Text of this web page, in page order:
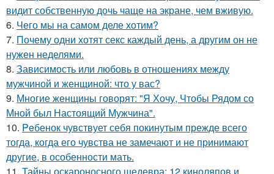
видит собственную дочь чаще на экране, чем вживую.
6. Чего мы на самом деле хотим?
7. Почему одни хотят секс каждый день, а другим он не
нужен неделями.
8. Зависимость или любовь в отношениях между
мужчиной и женщиной: что у вас?
9. Многие женщины говорят: "Я Хочу, Чтобы Рядом со
Мной был Настоящий Мужчина".
10. Peбенок чувствует себя покинутым прежде всего
тогда, когда его чувства не замечают и не принимают
другие, в особенности мать.
11. Тайны оскароносного шедевра: 12 киноляпов и